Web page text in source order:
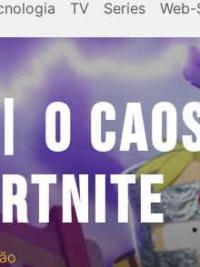
TV Series Web-